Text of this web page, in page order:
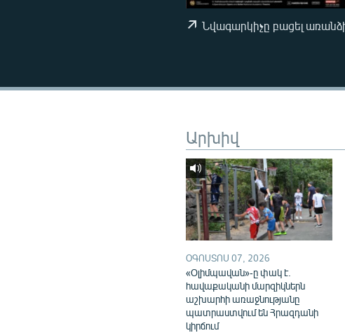
Նվագարկիչը բացել
Արխիվ
ՕԳՈՍՏՈՍ 07, 2026
«Օլիմպավան»-ը փակ է.
հավաքականի մարզիկներն
աշխարհի առաջնությանը
պատրաստվում են Հրազդանի
կիրճում